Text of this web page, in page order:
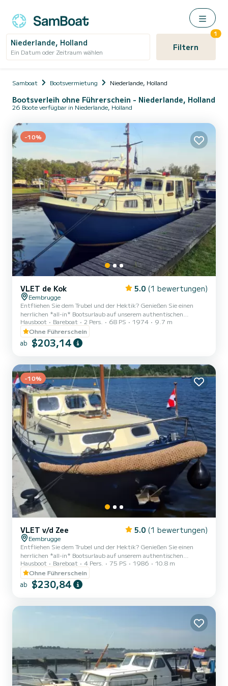
Niederlande, Holland
Ein Datum oder Zeitraum wählen Filtern
1
Samboat Bootsvermietung Niederlande, Holland
Bootsverleih ohne Führerschein - Niederlande, Holland
26 Boote verfügbar in Niederlande, Holland
-10%
VLET de Kok 5.0 (1 bewertungen)
Eembrugge
Entfliehen Sie dem Trubel und der Hektik? Genießen Sie einen
herrlichen *all-in* Bootsurlaub auf unserem authentischen
niederländischen Motorboot von fast 10 Metern Länge. Dieses
Schiff zeichnet sich durch sein offenes Cockpit aus, in dem Sie sich
entspannen und ein Getränk an der frischen Luft genießen können.
Das Boot ist mit viel hochglänzendem Teakholz ausgestattet, was
bequem über das Cockpit und während der Fahrt kann die 2. Per...
Hausboot Bareboat 2 Pers. 68 PS 1974
9.7 m
Ohne Führerschein
ab $203,14
-10%
VLET v/d Zee 5.0 (1 bewertungen)
Eembrugge
Entfliehen Sie dem Trubel und der Hektik? Genießen Sie einen
herrlichen *all-in* Bootsurlaub auf unserem authentischen
niederländischen Motorboot von fast 11 Metern Länge. Dieses Boot
zeichnet sich durch sein großes und geschlossenes Cockpit aus, in
dem viel Platz zum Zusammensitzen ist. Im Inneren finden Sie viel
abgerundetes und hochglanzlackiertes Holz, das dem Boot eine
über die geschlossene Plicht, und die 2 separaten Schlafzimme...
Hausboot Bareboat 4 Pers. 75 PS 1986
10.8 m
Ohne Führerschein
ab $230,84